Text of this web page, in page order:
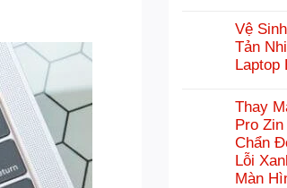
Vệ
Tản
Laptop
Thay
Pro
Chẩn
Lỗi
Màn